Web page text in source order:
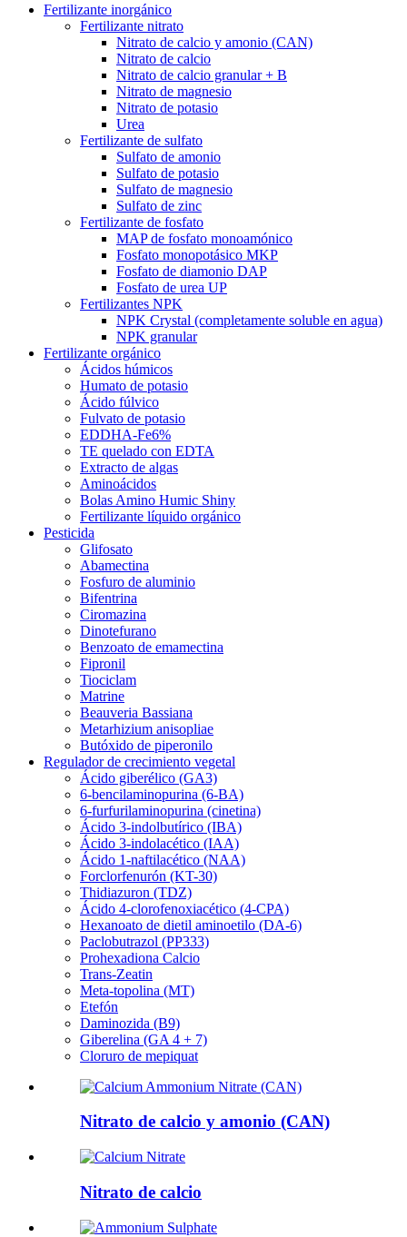
Fertilizante inorgánico
Fertilizante nitrato
Nitrato de calcio y amonio (CAN)
Nitrato de calcio
Nitrato de calcio granular + B
Nitrato de magnesio
Nitrato de potasio
Urea
Fertilizante de sulfato
Sulfato de amonio
Sulfato de potasio
Sulfato de magnesio
Sulfato de zinc
Fertilizante de fosfato
MAP de fosfato monoamónico
Fosfato monopotásico MKP
Fosfato de diamonio DAP
Fosfato de urea UP
Fertilizantes NPK
NPK Crystal (completamente soluble en agua)
NPK granular
Fertilizante orgánico
Ácidos húmicos
Humato de potasio
Ácido fúlvico
Fulvato de potasio
EDDHA-Fe6%
TE quelado con EDTA
Extracto de algas
Aminoácidos
Bolas Amino Humic Shiny
Fertilizante líquido orgánico
Pesticida
Glifosato
Abamectina
Fosfuro de aluminio
Bifentrina
Ciromazina
Dinotefurano
Benzoato de emamectina
Fipronil
Tiociclam
Matrine
Beauveria Bassiana
Metarhizium anisopliae
Butóxido de piperonilo
Regulador de crecimiento vegetal
Ácido giberélico (GA3)
6-bencilaminopurina (6-BA)
6-furfurilaminopurina (cinetina)
Ácido 3-indolbutírico (IBA)
Ácido 3-indolacético (IAA)
Ácido 1-naftilacético (NAA)
Forclorfenurón (KT-30)
Thidiazuron (TDZ)
Ácido 4-clorofenoxiacético (4-CPA)
Hexanoato de dietil aminoetilo (DA-6)
Paclobutrazol (PP333)
Prohexadiona Calcio
Trans-Zeatin
Meta-topolina (MT)
Etefón
Daminozida (B9)
Giberelina (GA 4 + 7)
Cloruro de mepiquat
Nitrato de calcio y amonio (CAN)
Nitrato de calcio